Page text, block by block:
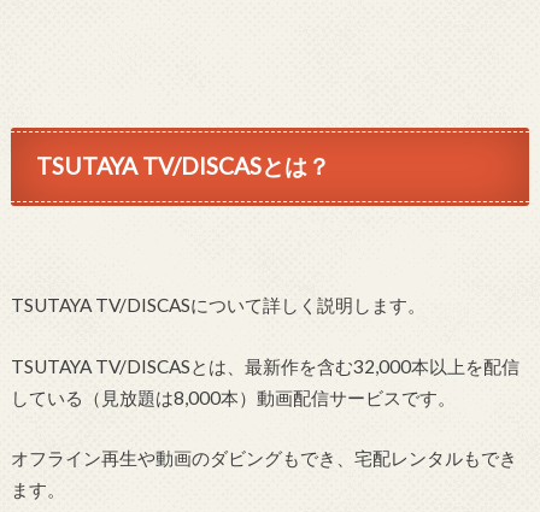
TSUTAYA TV/DISCASとは？
TSUTAYA TV/DISCASについて詳しく説明します。
TSUTAYA TV/DISCASとは、最新作を含む32,000本以上を配信
している（見放題は8,000本）動画配信サービスです。
オフライン再生や動画のダビングもでき、宅配レンタルもでき
ます。